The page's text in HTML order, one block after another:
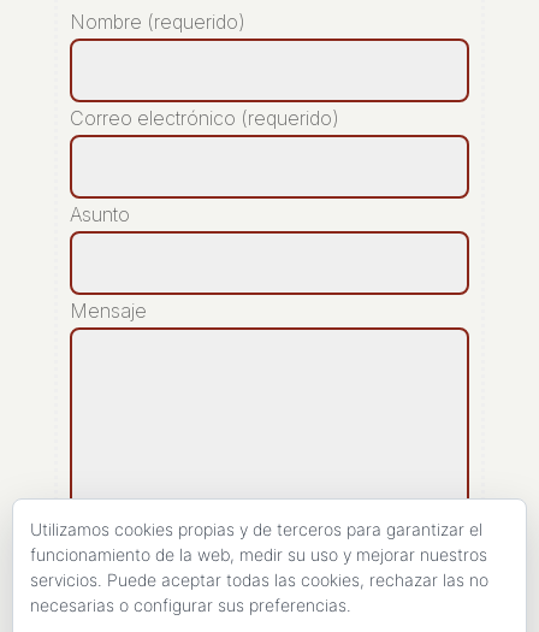
Nombre (requerido)
Correo electrónico (requerido)
Asunto
Mensaje
[recaptcha]
Utilizamos cookies propias y de terceros para garantizar el
funcionamiento de la web, medir su uso y mejorar nuestros
servicios. Puede aceptar todas las cookies, rechazar las no
necesarias o configurar sus preferencias.